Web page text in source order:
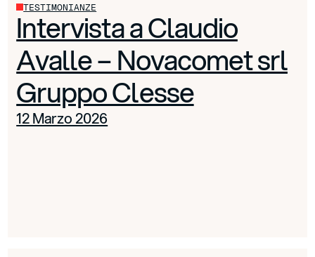
TESTIMONIANZE
Intervista a Claudio
Avalle – Novacomet srl
Gruppo Clesse
12 Marzo 2026